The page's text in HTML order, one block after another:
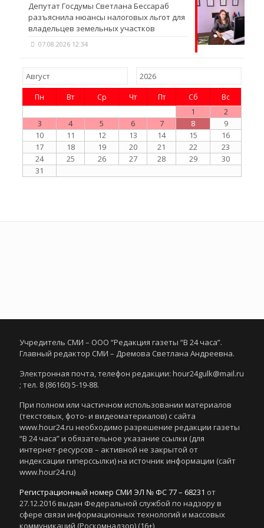
Депутат Госдумы Светлана Бессараб
разъяснила нюансы налоговых льгот для
владельцев земельных участков
07.08.2026 12:34
Пн Вт Ср Чт Пт Сб Вс
1
2
3
4 5 6 7 8
9
10
11 12 13 14 15
16
17
18 19 20 21 22
23
24
25 26 27 28 29
30
31
Учредитель СМИ – ООО “Редакция газеты “В 24 часа”.
Главный редактор СМИ – Дремова Светлана Андреевна.
Электронная почта, телефон редакции: hour24gulk@mail.ru
; тел. 8 (86160) 5-19-88.
При полном или частичном использовании материалов
(текстовых, фото- и видеоматериалов) с сайта
www.hour24.ru необходимо разрешение редакции газеты
“В 24 часа” и обязательное указание ссылки (для
интернет-ресурсов – активной не закрытой от
индексации гиперссылки) на источник информации (сайт
www.hour24.ru)
Регистрационный номер СМИ ЭЛ № ФС 77 – 68231 от
27.12.2016 выдан Федеральной службой по надзору в
сфере связи информационных технологий и массовых
коммуникаций (Роскомнадзор) (16+)